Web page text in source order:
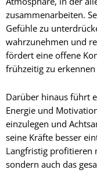
zusammenarbeiten.
Gefühle zu
wahrzunehmen und
fördert eine offene
frühzeitig zu
Darüber hinaus führt
Energie und
einzulegen und
seine Kräfte besser
Langfristig profitieren
sondern auch das